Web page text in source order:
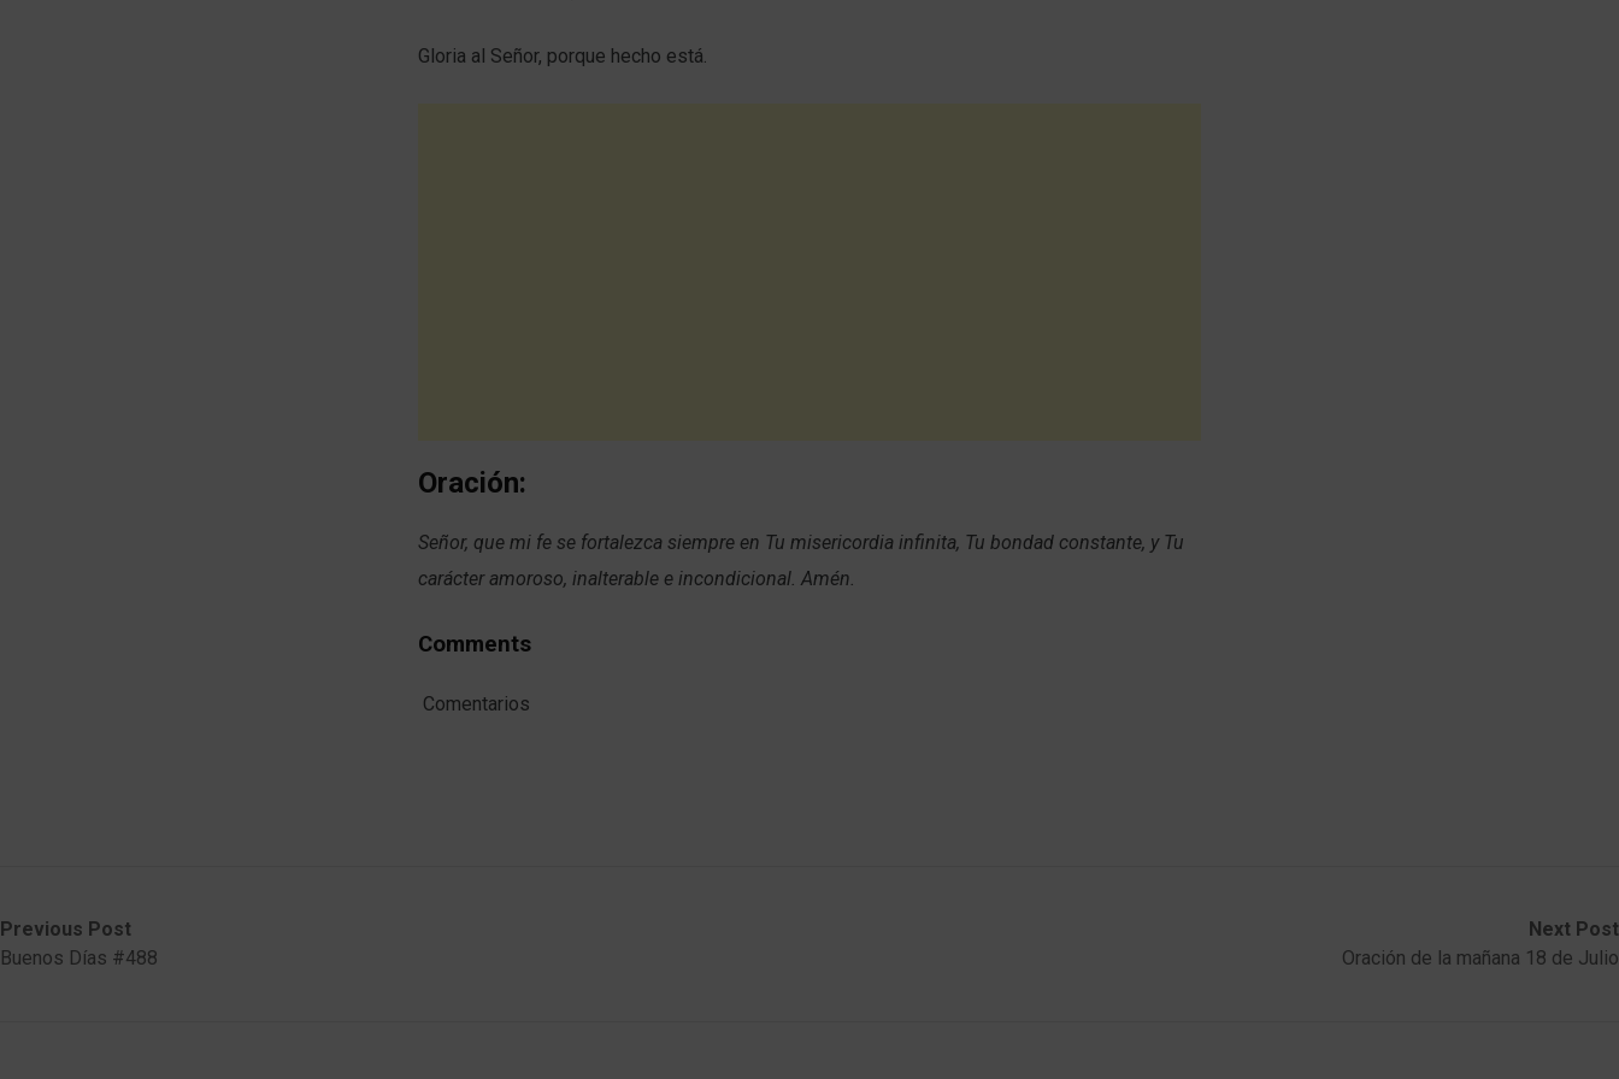
Gloria al Señor, porque hecho está.
Oración:
Señor, que mi fe se fortalezca siempre en Tu misericordia infinita, Tu bondad constante, y Tu
carácter amoroso, inalterable e incondicional. Amén.
Comments
Comentarios
Post
navigation
Previous Post
Previous
post:
Buenos Días #488
Next Post
Next
post:
Oración de la mañana 18 de Julio